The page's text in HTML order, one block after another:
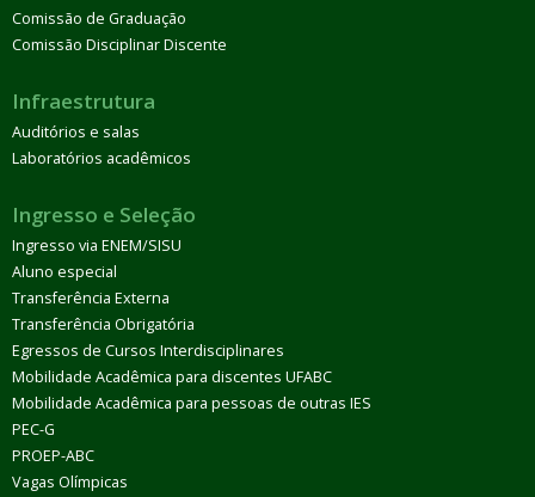
Comissão de Graduação
Comissão Disciplinar Discente
Infraestrutura
Auditórios e salas
Laboratórios acadêmicos
Ingresso e Seleção
Ingresso via ENEM/SISU
Aluno especial
Transferência Externa
Transferência Obrigatória
Egressos de Cursos Interdisciplinares
Mobilidade Acadêmica para discentes UFABC
Mobilidade Acadêmica para pessoas de outras IES
PEC-G
PROEP-ABC
Vagas Olímpicas